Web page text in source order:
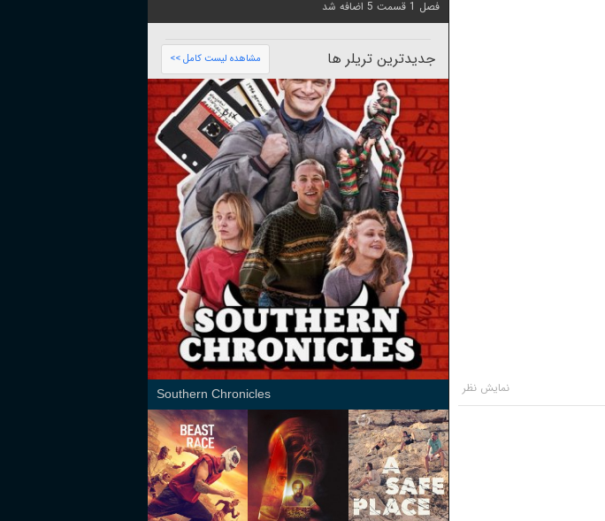
فصل 1 قسمت 5 اضافه شد
جدیدترین تریلر ها مشاهده لیست کامل >>
Southern Chronicles